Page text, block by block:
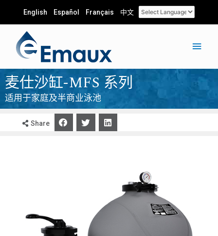
English Español Français 中文
麦仕沙缸-MFS 系列
适用于家庭及半商业泳池
Share